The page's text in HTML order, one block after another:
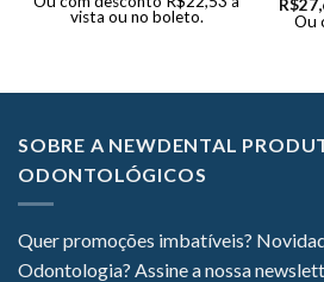
vista ou no boleto.
R$
Ou
SOBRE A NEWDENTAL
ODONTOLÓGICOS
Quer promoções imbatíveis?
Odontologia? Assine a nossa